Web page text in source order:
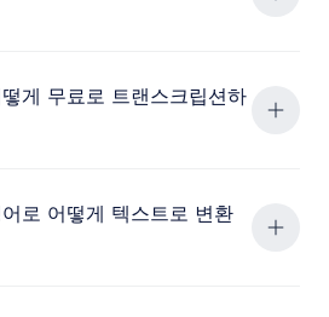
게 무료로 트랜스크립션하
로 어떻게 텍스트로 변환